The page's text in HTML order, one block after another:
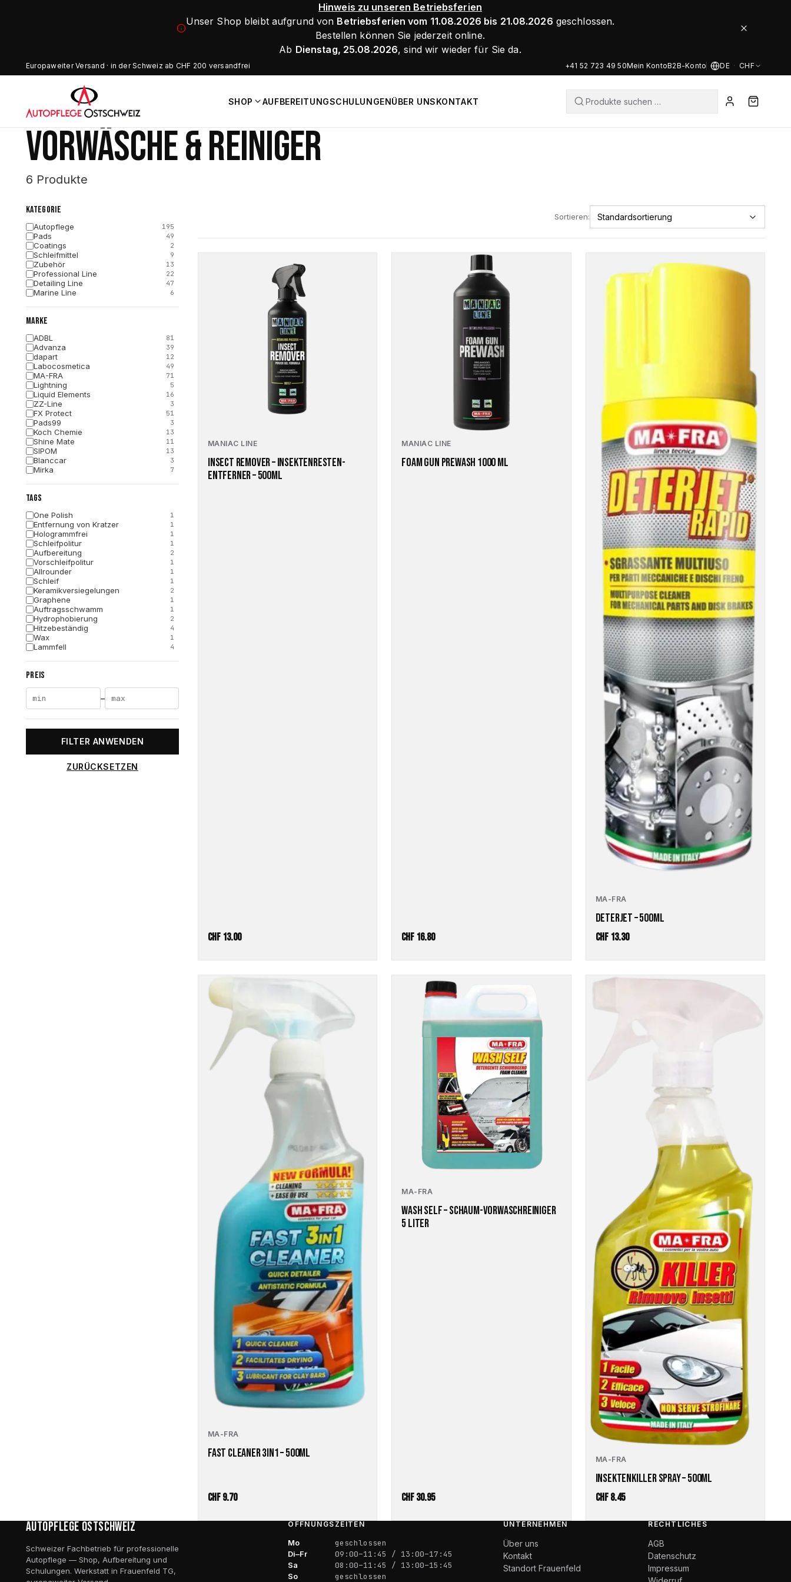
Hinweis zu unseren Betriebsferien
Unser Shop bleibt aufgrund von Betriebsferien vom 11.08.2026 bis 21.08.2026 geschlossen.
Bestellen können Sie jederzeit online.
Ab Dienstag, 25.08.2026, sind wir wieder für Sie da.
Europaweiter Versand · in der Schweiz ab CHF 200 versandfrei +41 52 723 49 50Mein KontoB2B-Konto DE · CHF
SHOP AUFBEREITUNGSCHULUNGENÜBER UNSKONTAKT
VORWÄSCHE & REINIGER
6 Produkte
KATEGORIE
Autopflege 195
Pads 49
Coatings 2
Schleifmittel 9
Zubehör 13
Professional Line 22
Detailing Line 47
Marine Line 6
MARKE
ADBL 81
Advanza 39
dapart 12
Labocosmetica 49
MA-FRA 71
Lightning 5
Liquid Elements 16
ZZ-Line 3
FX Protect 51
Pads99 3
Koch Chemie 13
Shine Mate 11
SIPOM 13
Blanccar 3
Mirka 7
FLEX
TAGS
One Polish 1
Entfernung von Kratzer 1
Hologrammfrei 1
Schleifpolitur 1
Aufbereitung 2
Vorschleifpolitur 1
Allrounder 1
Schleif 1
Keramikversiegelungen 2
Graphene 1
Auftragsschwamm 1
Hydrophobierung 2
Hitzebeständig 4
Wax 1
Lammfell 4
Tücher
Schleifen
PREIS
–
FILTER ANWENDEN
ZURÜCKSETZEN
Sortieren:
MANIAC LINE
INSECT REMOVER – INSEKTENRESTEN-
ENTFERNER – 500ML
CHF 13.00
MANIAC LINE
FOAM GUN PREWASH 1000 ML
CHF 16.80
MA-FRA
DETERJET – 500ML
CHF13.30
MA-FRA
FAST CLEANER 3IN1 – 500ML
CHF9.70
MA-FRA
WASH SELF – SCHAUM-VORWASCHREINIGER
5 LITER
CHF30.95
MA-FRA
INSEKTENKILLER SPRAY – 500ML
CHF8.45
Autopflege Ostschweiz
Schweizer Fachbetrieb für professionelle
Autopflege — Shop, Aufbereitung und
Schulungen. Werkstatt in Frauenfeld TG,
ÖFFNUNGSZEITEN
Mo geschlossen
Di–Fr 09:00–11:45 / 13:00–17:45
Sa 08:00–11:45 / 13:00–15:45
So geschlossen
UNTERNEHMEN
Über uns
Kontakt
Standort Frauenfeld
RECHTLICHES
AGB
Datenschutz
Impressum